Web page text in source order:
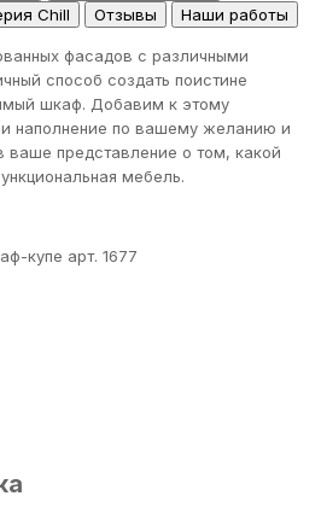
Chill Отзывы Наши работы
фасадов с различными
способ создать поистине
шкаф. Добавим к этому
наполнение по вашему желанию и
ваше представление о том, какой
мебель.
купе арт. 1677